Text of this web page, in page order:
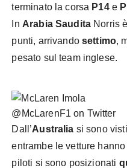
terminato la corsa P14e
In Arabia Saudita Norris
punti, arrivandosettimo,
pesato sul team inglese.
@McLarenF1 on Twitter
Dall’Australia si sono
entrambe le vetture
piloti si sono posizionati